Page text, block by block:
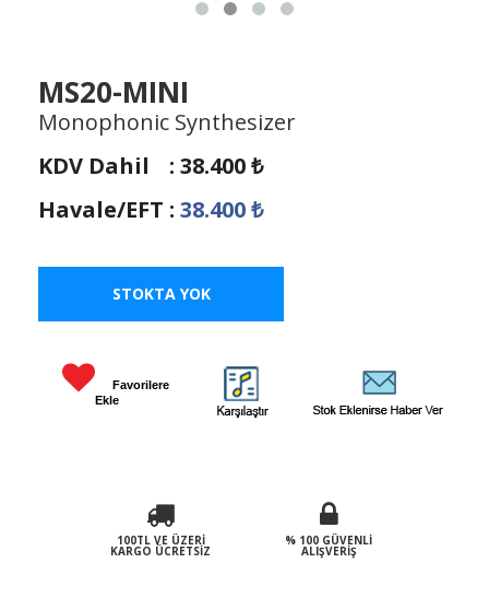
MS20-MINI
Monophonic Synthesizer
KDV Dahil
: 38.400₺
Havale/EFT : 38.400₺
STOKTA YOK
Favorilere
Ekle
100TL VE ÜZERI
KARGO ÜCRETSIZ
% 100 GÜVENLI
ALIŞVERIŞ